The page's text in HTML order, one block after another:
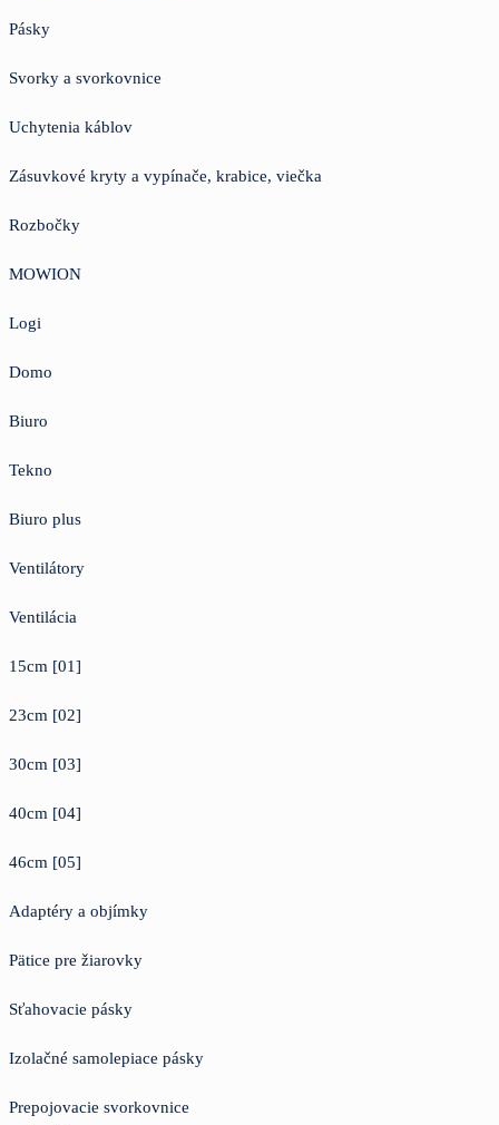
Pásky
Svorky a svorkovnice
Uchytenia káblov
Zásuvkové kryty a vypínače, krabice, viečka
Rozbočky
MOWION
Logi
Domo
Biuro
Tekno
Biuro plus
Ventilátory
Ventilácia
15cm [01]
23cm [02]
30cm [03]
40cm [04]
46cm [05]
Adaptéry a objímky
Pätice pre žiarovky
Sťahovacie pásky
Izolačné samolepiace pásky
Prepojovacie svorkovnice